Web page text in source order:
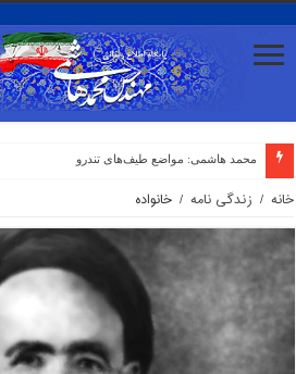
محمد هاشمی: مواضع طیف‌های تندرو بعضا با صدا
خانه / زندگی نامه / خانواده